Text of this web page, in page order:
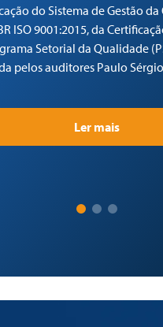
do Sistema de Gestão
ISO 9001:2015, da
Setorial da Qualidade
pelos auditores Paulo Sérgio
Ler mais